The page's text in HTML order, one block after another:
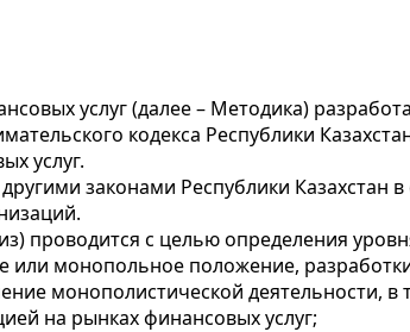
услуг (далее – Методика)
кодекса Республики
услуг.
законами Республики Казахстан в
проводится с целью определения
монопольное положение,
монополистической деятельности, в
на рынках финансовых услуг;